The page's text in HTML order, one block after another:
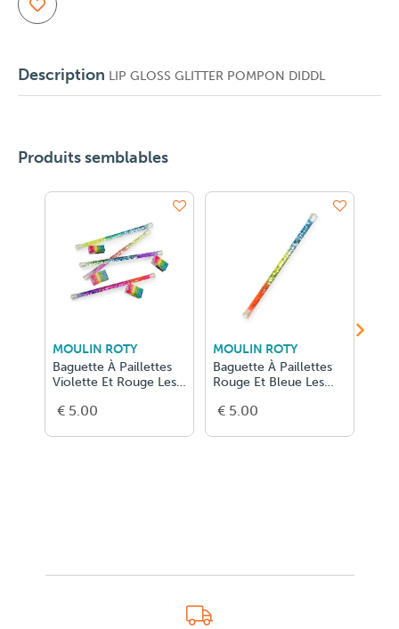
Description LIP GLOSS GLITTER POMPON DIDDL
Produits semblables
MOULIN ROTY
Baguette À Paillettes
Violette Et Rouge Les
€ 5.00
MOULIN ROTY
Baguette À Paillettes
Rouge Et Bleue Les
€ 5.00